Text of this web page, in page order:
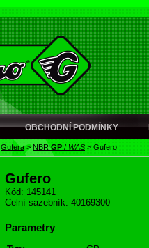
OBCHODNÍ PODMÍNKY
Gufera> NBRGP / WAS > Gufero
Gufero
Kód: 145141
Celní sazebník: 40169300
Parametry